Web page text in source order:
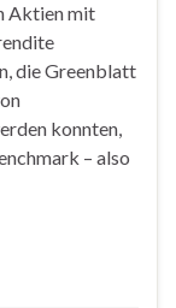
Aktien mit
die Greenblatt
konnten,
– also